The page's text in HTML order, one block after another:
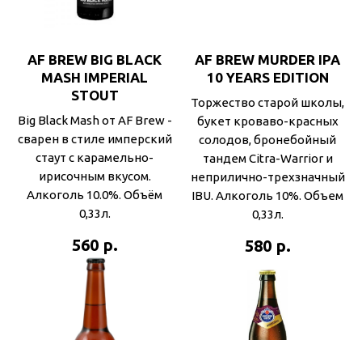
AF BREW BIG BLACK
MASH IMPERIAL
STOUT
Big Black Mash от AF Brew -
сварен в стиле имперский
стаут с карамельно-
ирисочным вкусом.
Алкоголь 10.0%. Объём
0,33л.
560 р.
AF BREW MURDER IPA
10 YEARS EDITION
Торжество старой школы,
букет кроваво-красных
солодов, бронебойный
тандем Citra-Warrior и
неприлично-трехзначный
IBU. Алкоголь 10%. Объем
0,33л.
580 р.